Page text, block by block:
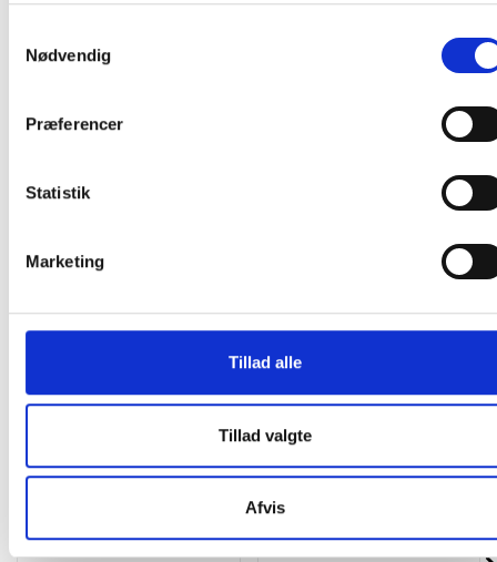
Nødvendig
Præferencer
Statistik
Marketing
Tillad alle
Tillad valgte
Afvis
Carro-Line mobil Carro-Kick pedalpand
Andre kunder købte også
Spar 10% Køb mere og spar
Gratis levering